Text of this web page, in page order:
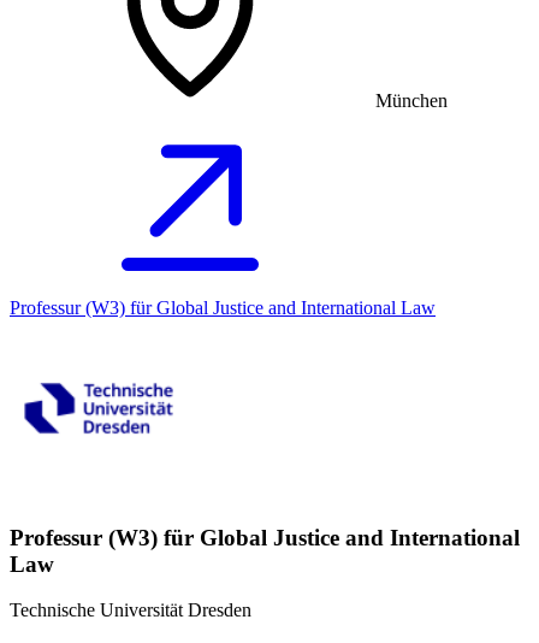
München
Professur (W3) für Global Justice and International Law
Professur (W3) für Global Justice and International
Law
Technische Universität Dresden